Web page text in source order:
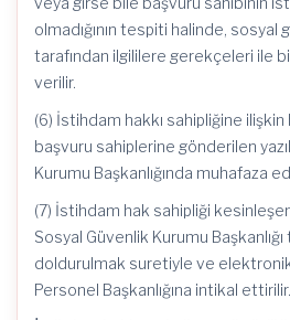
olmadığının tespiti halinde, sosyal
tarafından ilgililere gerekçeleri ile
verilir.
(6) İstihdam hakkı sahipliğine
başvuru sahiplerine gönderilen
Kurumu Başkanlığında muhafaza
(7) İstihdam hak sahipliği
Sosyal Güvenlik Kurumu
doldurulmak suretiyle ve
Personel Başkanlığına intikal ettirilir.